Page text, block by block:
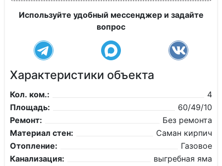
Используйте удобный мессенджер и задайте
вопрос
Характеристики объекта
Кол. ком.:
4
Площадь:
60/49/10
Ремонт:
Без ремонта
Материал стен:
Саман кирпич
Отопление:
Газовое
Канализация:
выгребная яма